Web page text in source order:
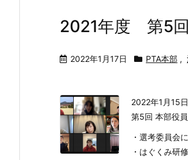
2021年度 第5回
2022年1月17日 PTA本部 ,
2022年1月15
第5回 本部役
・選考委員会
・はぐくみ研